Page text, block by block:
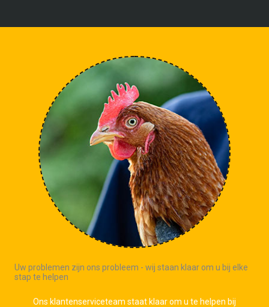
Uw problemen zijn ons probleem - wij staan klaar om u bij elke
stap te helpen
Ons klantenserviceteam staat klaar om u te helpen bij